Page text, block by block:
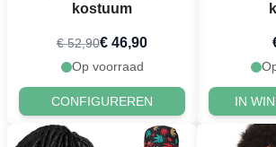
kostuum
€ 52,90€ 46,90
Op voorraad
CONFIGUREREN IN